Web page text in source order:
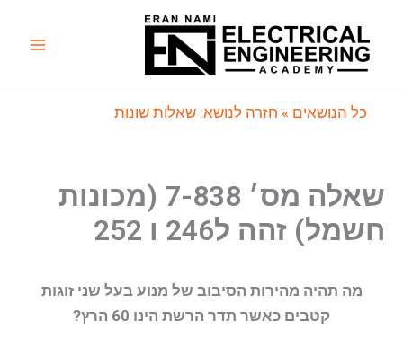
כל הנושאים » חזרה לנושא: שאלות שונות
שאלה מס׳ 7-838 (מכונות
חשמל) זהה ל246 ו 252
מה תהיה מהירות הסיבוב של מנוע בעל שני זוגות
קטבים כאשר תדר הרשת הינו 60 הרץ?